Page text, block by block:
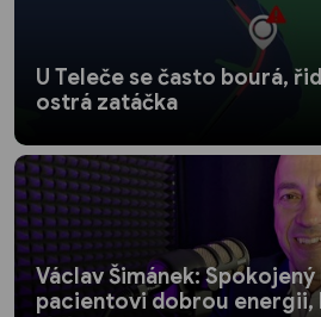
U Teleče se často bourá,
ostrá zatáčka
Václav Šimánek:
pacientovi dobrou energii,